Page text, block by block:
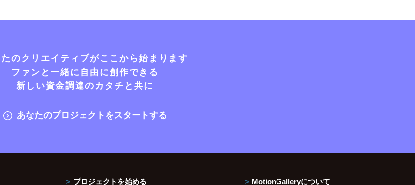
のクリエイティブがここから始まります
ファンと一緒に自由に創作できる
新しい資金調達のカタチと共に
あなたのプロジェクトをスタートする
プロジェクトを始める
MotionGalleryについて